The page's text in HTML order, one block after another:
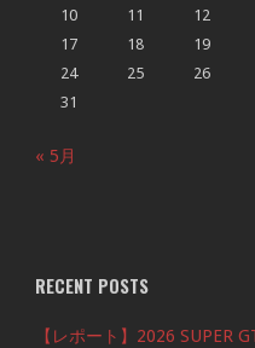
10
11 12
17
18 19
24
25 26
31
« 5月
RECENT POSTS
【レポート】2026 SUPER